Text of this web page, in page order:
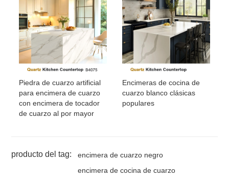
Piedra de cuarzo artificial
para encimera de cuarzo
con encimera de tocador
de cuarzo al por mayor
Encimeras de cocina de
cuarzo blanco clásicas
populares
producto del tag:
encimera de cuarzo negro
encimera de cocina de cuarzo